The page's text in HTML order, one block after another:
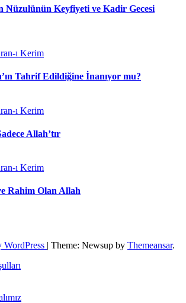
Nüzulünün Keyfiyeti ve Kadir Gecesi
ı Kerim
Tahrif Edildiğine İnanıyor mu?
ı Kerim
Allah’tır
ı Kerim
Rahim Olan Allah
WordPress | Theme: Newsup by Themeansar.